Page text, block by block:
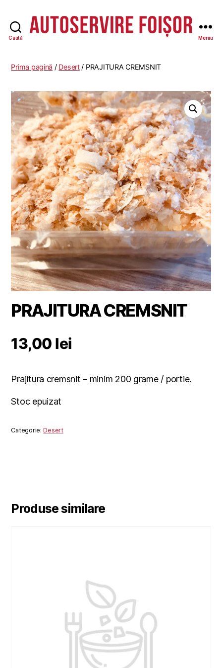
Caută
-
Meniu
Prima pagină / Desert/ PRAJITURA CREMSNIT
PRAJITURA CREMSNIT
13,00 lei
Prajitura cremsnit – minim 200 grame / portie.
Stoc epuizat
Categorie:Desert
Produse similare